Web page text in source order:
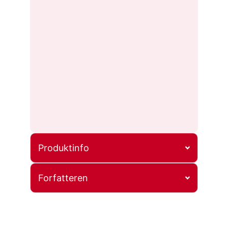
Produktinfo
Forfatteren